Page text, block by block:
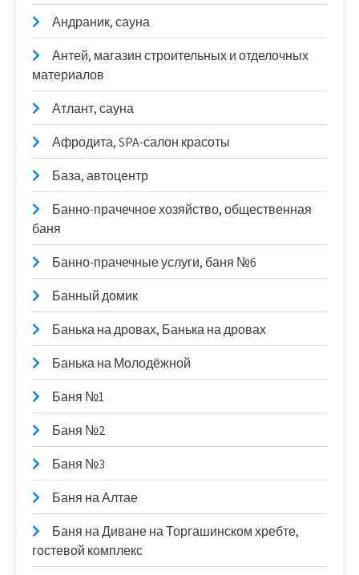
Андраник, сауна
Антей, магазин строительных и отделочных
материалов
Атлант, сауна
Афродита, SPA-салон красоты
База, автоцентр
Банно-прачечное хозяйство, общественная
баня
Банно-прачечные услуги, баня №6
Банный домик
Банька на дровах, Банька на дровах
Банька на Молодёжной
Баня №1
Баня №2
Баня №3
Баня на Алтае
Баня на Диване на Торгашинском хребте,
гостевой комплекс